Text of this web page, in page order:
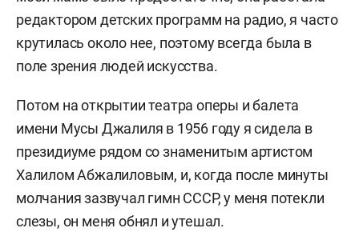
редактором детских программ на радио, я часто
крутилась около нее, поэтому всегда была в
поле зрения людей искусства.
Потом на открытии театра оперы и балета
имени Мусы Джалиля в 1956 году я сидела в
президиуме рядом со знаменитым артистом
Халилом Абжалиловым, и, когда после минуты
молчания зазвучал гимн СССР, у меня потекли
слезы, он меня обнял и утешал.